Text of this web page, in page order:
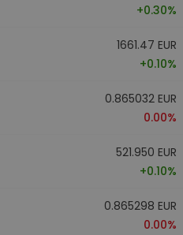
+0.30%
1661.47 EUR
+0.10%
0.865032 EUR
0.00%
521.950 EUR
+0.10%
0.865298 EUR
0.00%